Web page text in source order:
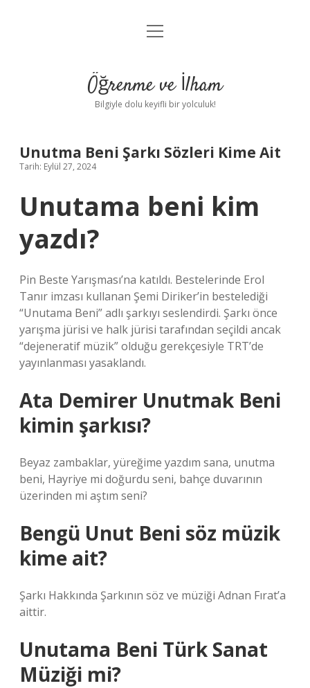
Anasayfa
Yasal Uyarı
menüyü
Öğrenme ve İlham
Bilgiyle dolu keyifli bir yolculuk!
Unutma Beni Şarkı Sözleri Kime Ait
Tarih: Eylül 27, 2024
Unutama beni kim
yazdı?
Pin Beste Yarışması’na katıldı. Bestelerinde Erol
Tanır imzası kullanan Şemi Diriker’in bestelediği
“Unutama Beni” adlı şarkıyı seslendirdi. Şarkı önce
yarışma jürisi ve halk jürisi tarafından seçildi ancak
“dejeneratif müzik” olduğu gerekçesiyle TRT’de
yayınlanması yasaklandı.
Ata Demirer Unutmak Beni
kimin şarkısı?
Beyaz zambaklar, yüreğime yazdım sana, unutma
beni, Hayriye mi doğurdu seni, bahçe duvarının
üzerinden mi aştım seni?
Bengü Unut Beni söz müzik
kime ait?
Şarkı Hakkında Şarkının söz ve müziği Adnan Fırat’a
aittir.
Unutama Beni Türk Sanat
Müziği mi?